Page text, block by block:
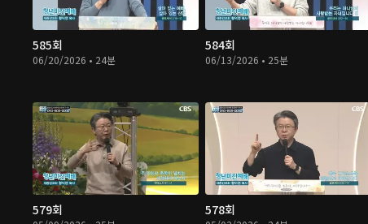
585회
06/20/2026 • 24분
584회
06/13/2026 • 25분
579회 578회